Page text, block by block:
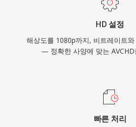
HD 설정
해상도를 1080p까지, 비트레이트
— 정확한 사양에 맞는 AVCHD
빠른 처리